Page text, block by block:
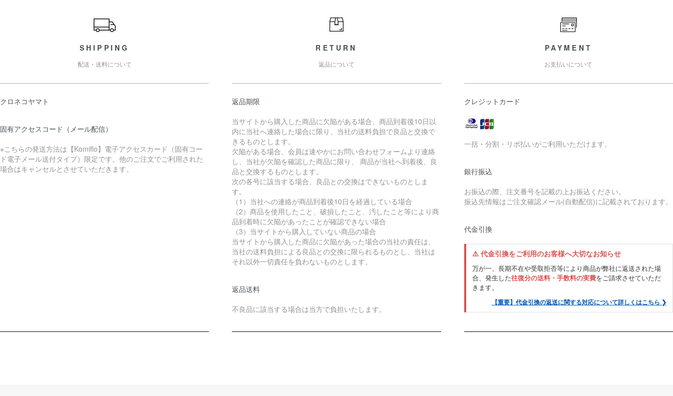
SHIPPING
配送・送料について
クロネコヤマト
固有アクセスコード（メール配信）
※こちらの発送方法は【Komiflo】電子アクセスカード（固有コー
ド電子メール送付タイプ）限定です。他のご注文でご利用された
場合はキャンセルとさせていただきます。
RETURN
返品について
返品期限
当サイトから購入した商品に欠陥がある場合、商品到着後10日以
内に当社へ連絡した場合に限り、当社の送料負担で良品と交換で
きるものとします。
欠陥がある場合、会員は速やかにお問い合わせフォームより連絡
し、当社が欠陥を確認した商品に限り、 商品が当社へ到着後、良
品と交換するものとします。
次の各号に該当する場合、良品との交換はできないものとしま
す。
（1）当社への連絡が商品到着後10日を経過している場合
（2）商品を使用したこと、破損したこと、汚したこと等により商
品到着時に欠陥があったことが確認できない場合
（3）当サイトから購入していない商品の場合
当サイトから購入した商品に欠陥があった場合の当社の責任は、
当社の送料負担による良品との交換に限られるものとし、当社は
それ以外一切責任を負わないものとします。
返品送料
不良品に該当する場合は当方で負担いたします。
PAYMENT
お支払いについて
クレジットカード
一括・分割・リボ払いがご利用いただけます。
銀行振込
お振込の際、注文番号を記載の上お振込ください。
振込先情報はご注文確認メール(自動配信)に記載されております。
代金引換
⚠️ 代金引換をご利用のお客様へ大切なお知らせ
万が一、長期不在や受取拒否等により商品が弊社に返送された場
合、発生した往復分の送料・手数料の実費をご請求させていただ
きます。
【重要】代金引換の返送に関する対応について詳しくはこちら ❯